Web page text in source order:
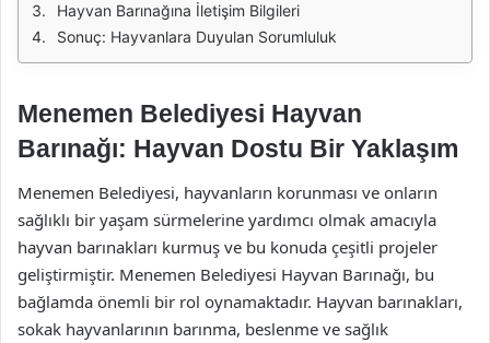
Hayvan Barınağına İletişim Bilgileri
Sonuç: Hayvanlara Duyulan Sorumluluk
Menemen Belediyesi Hayvan
Barınağı: Hayvan Dostu Bir Yaklaşım
Menemen Belediyesi, hayvanların korunması ve onların
sağlıklı bir yaşam sürmelerine yardımcı olmak amacıyla
hayvan barınakları kurmuş ve bu konuda çeşitli projeler
geliştirmiştir. Menemen Belediyesi Hayvan Barınağı, bu
bağlamda önemli bir rol oynamaktadır. Hayvan barınakları,
sokak hayvanlarının barınma, beslenme ve sağlık